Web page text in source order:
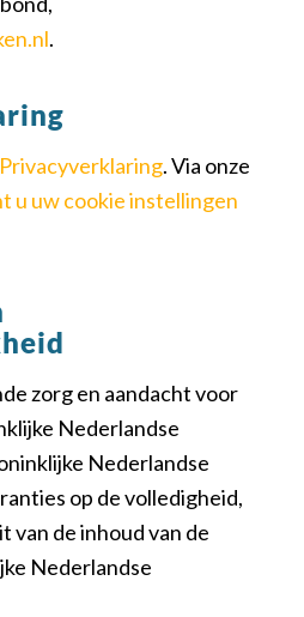
.
. Via onze
u uw cookie instellingen
zorg en aandacht voor
Nederlandse
Nederlandse
op de volledigheid,
de inhoud van de
Nederlandse